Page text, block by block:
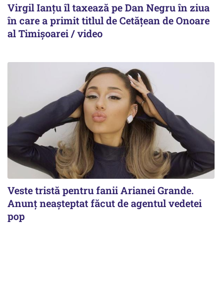
Virgil Ianțu îl taxează pe Dan Negru în ziua
în care a primit titlul de Cetățean de Onoare
al Timișoarei / video
Veste tristă pentru fanii Arianei Grande.
Anunț neașteptat făcut de agentul vedetei
pop